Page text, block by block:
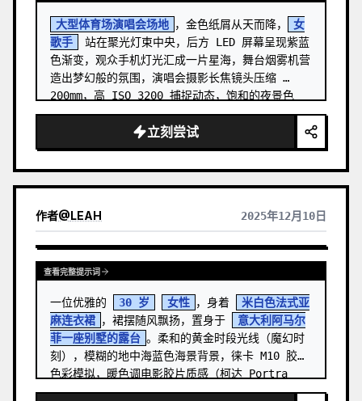
大型体育场演唱会场地 ，金色纸屑从天而降，
女
歌手
站在聚光灯束中央，后方 LED 屏幕呈现紫蓝
色渐变，观众手机灯光汇成一片星海，舞台烟雾机营
造出梦幻般的氛围，演唱会摄影长焦镜头压缩
200mm，高 ISO 3200 捕捉动态，饱和的夜景色
彩，Eras Tour 视觉风格，16:9 横向构图
立刻尝试
作者@LEAH 2025年12月10日
查看完整提示词
一位优雅的 30 岁 女性 ，身着
米白色法式亚
麻连衣裙 ，裙摆随风飘扬，置身于
意大利阿马尔
菲一座别墅的露台 。柔和的黄金时段光线（魔幻时
刻），模糊的地中海蓝色海景背景，徕卡 M10 胶片
色彩模拟，暖色调电影胶片质感（柯达 Portra
40…